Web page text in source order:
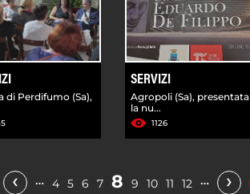
di Perdifumo (Sa),
SERVIZI
Agropoli (Sa), presentata
la nu...
1126
‹ … 4 5 6 7 8 9 10 11 12 … ›